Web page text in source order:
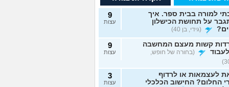
למורה בבית ספר. איך
על תחושת הכישלון
(גידי, בן 40)
9
עצות
קשות מעצם המחשבה
(בחורה של חופש,
9
עצות
לעצמאות או לרדוף
החלום? החישוב הכלכלי
3
עצות